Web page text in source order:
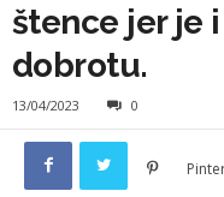
štence jer je
dobrotu.
13/04/2023 0